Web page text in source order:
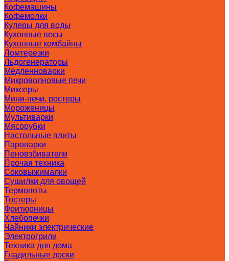
Кофемашины
Кофемолки
Кулеры для воды
Кухонные весы
Кухонные комбайны
Ломтерезки
Льдогенераторы
Медленноварки
Микроволновые печи
Миксеры
Мини-печи, ростеры
Мороженицы
Мультиварки
Мясорубки
Настольные плиты
Пароварки
Пеновзбиватели
Прочая техника
Соковыжималки
Сушилки для овощей
Термопоты
Тостеры
Фритюрницы
Хлебопечки
Чайники электрические
Электрогрили
Техника для дома
Гладильные доски